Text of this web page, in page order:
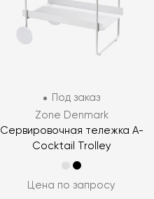
Под заказ
Zone Denmark
Сервировочная тележка A-
Cocktail Trolley
Цена по запросу